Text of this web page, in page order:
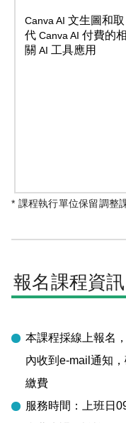
Canva AI 文生圖和取
代Canva AI 付費的相
關 AI 工具應用
* 課程執行單位保留調整
報名課程資訊
本課程採線上報名
內收到e-mail通知
繳費
服務時間：上班日